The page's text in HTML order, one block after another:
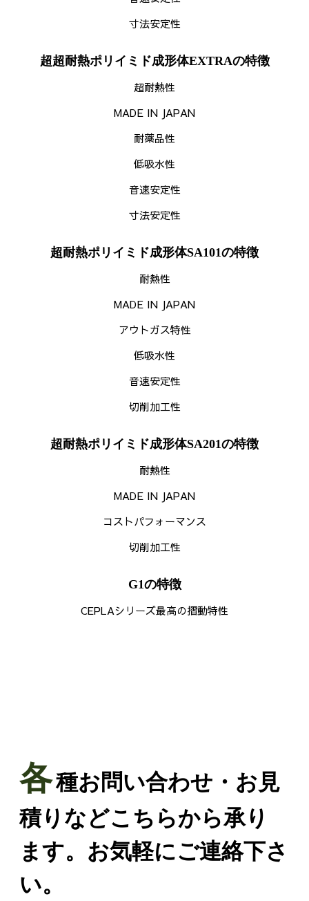
寸法安定性
超超耐熱ポリイミド成形体EXTRAの特徴
超耐熱性
MADE IN JAPAN
耐薬品性
低吸水性
音速安定性
寸法安定性
超耐熱ポリイミド成形体SA101の特徴
耐熱性
MADE IN JAPAN
アウトガス特性
低吸水性
音速安定性
切削加工性
超耐熱ポリイミド成形体SA201の特徴
耐熱性
MADE IN JAPAN
コストパフォーマンス
切削加工性
G1の特徴
CEPLAシリーズ最高の摺動特性
各種お問い合わせ・お見
積りなどこちらから承り
ます。お気軽にご連絡下さ
い。